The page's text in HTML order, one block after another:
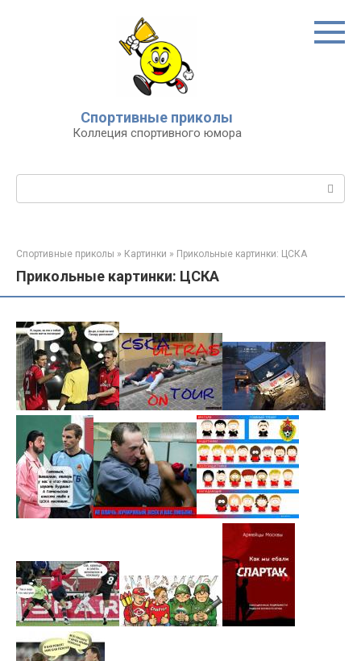
Спортивные приколы
Коллеция спортивного юмора
Спортивные приколы » Картинки » Прикольные картинки: ЦСКА
Прикольные картинки: ЦСКА